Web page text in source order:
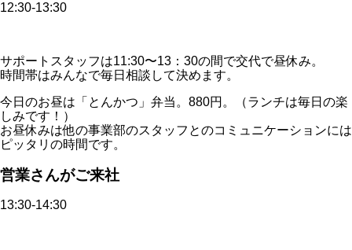
12:30-13:30
サポートスタッフは11:30〜13：30の間で交代で昼休み。
時間帯はみんなで毎日相談して決めます。
今日のお昼は「とんかつ」弁当。880円。（ランチは毎日の楽
しみです！）
お昼休みは他の事業部のスタッフとのコミュニケーションには
ピッタリの時間です。
営業さんがご来社
13:30-14:30